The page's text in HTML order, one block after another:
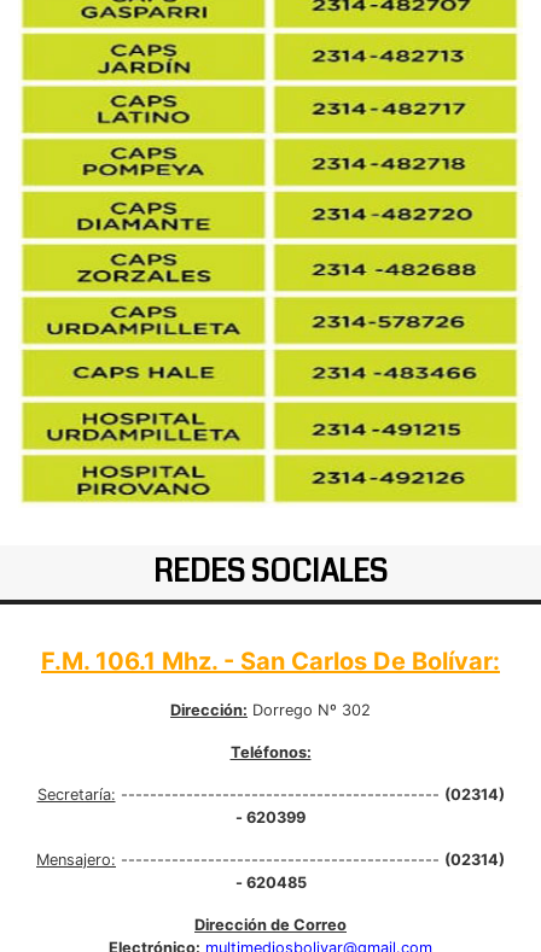
REDES SOCIALES
F.M. 106.1 Mhz. - San Carlos De Bolívar:
Dirección: Dorrego Nº 302
Teléfonos:
Secretaría: -------------------------------------------- (02314)
- 620399
Mensajero: -------------------------------------------- (02314)
- 620485
Dirección de Correo
Electrónico: multimediosbolivar@gmail.com